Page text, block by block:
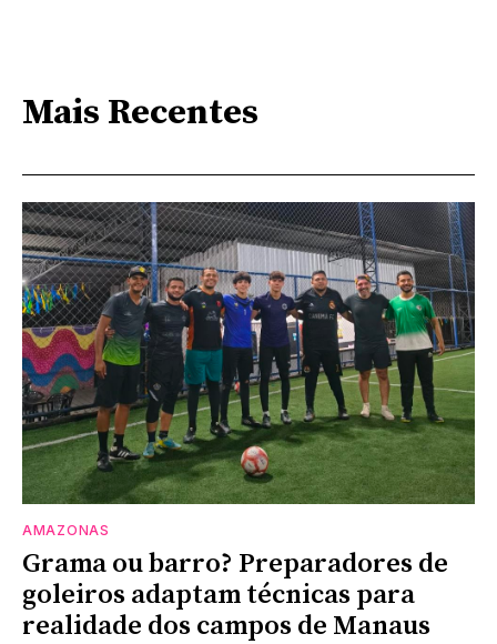
Mais Recentes
AMAZONAS
Grama ou barro? Preparadores de
goleiros adaptam técnicas para
realidade dos campos de Manaus